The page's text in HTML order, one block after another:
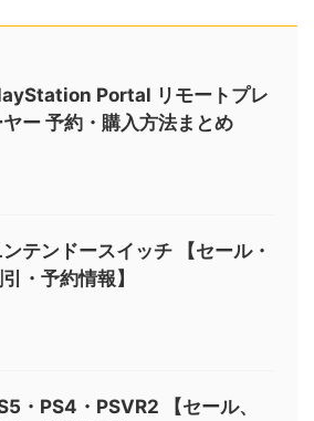
Portal リモートプレ
ヤー 予約・購入方法まとめ
ンテンドースイッチ 【セール・
・予約情報】
・PS4・PSVR2 【セール、